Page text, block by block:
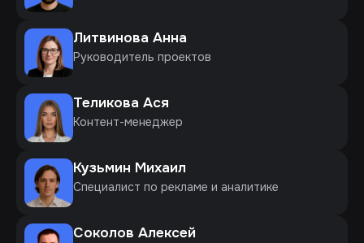
Литвинова Анна
Руководитель проектов
Теликова Ася
Контент-менеджер
Кузьмин Михаил
Специалист по рекламе и аналитике
Соколов Алексей